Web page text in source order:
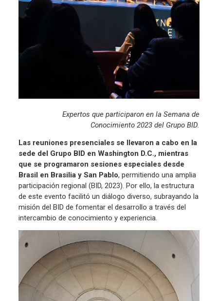
Expertos que participaron en la Semana de
Conocimiento 2023 del Grupo BID.
Las reuniones presenciales se llevaron a cabo en la
sede del Grupo BID en Washington D.C., mientras
que se programaron sesiones especiales desde
Brasil en Brasilia y San Pablo, permitiendo una amplia
participación regional (BID, 2023). Por ello, la estructura
de este evento facilitó un diálogo diverso, subrayando la
misión del BID de fomentar el desarrollo a través del
intercambio de conocimiento y experiencia.